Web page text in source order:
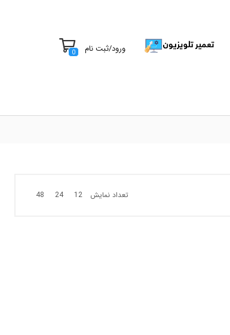
ورود/ثبت نام 0
تعداد نمایش 12
24
48